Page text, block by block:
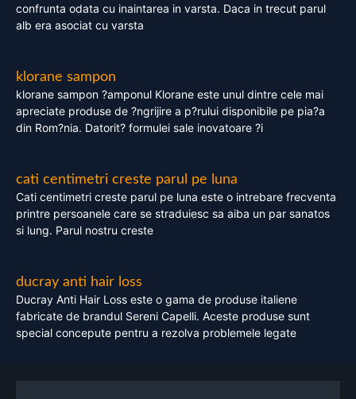
confrunta odata cu inaintarea in varsta. Daca in trecut parul
alb era asociat cu varsta
klorane sampon
klorane sampon ?amponul Klorane este unul dintre cele mai
apreciate produse de ?ngrijire a p?rului disponibile pe pia?a
din Rom?nia. Datorit? formulei sale inovatoare ?i
cati centimetri creste parul pe luna
Cati centimetri creste parul pe luna este o intrebare frecventa
printre persoanele care se straduiesc sa aiba un par sanatos
si lung. Parul nostru creste
ducray anti hair loss
Ducray Anti Hair Loss este o gama de produse italiene
fabricate de brandul Sereni Capelli. Aceste produse sunt
special concepute pentru a rezolva problemele legate